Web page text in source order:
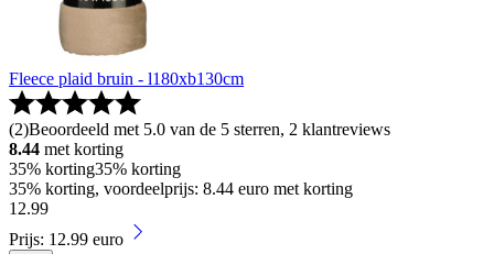
Fleece plaid bruin - l180xb130cm
(2)Beoordeeld met 5.0 van de 5 sterren, 2 klantreviews
8.44 met korting
35% korting35% korting
35% korting, voordeelprijs: 8.44 euro met korting
12.99
Prijs: 12.99 euro